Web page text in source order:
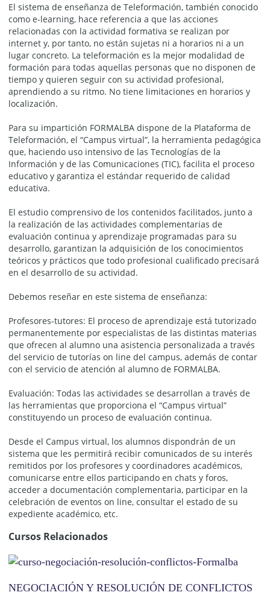
El sistema de enseñanza de Teleformación, también conocido
como e-learning, hace referencia a que las acciones
relacionadas con la actividad formativa se realizan por
internet y, por tanto, no están sujetas ni a horarios ni a un
lugar concreto. La teleformación es la mejor modalidad de
formación para todas aquellas personas que no disponen de
tiempo y quieren seguir con su actividad profesional,
aprendiendo a su ritmo. No tiene limitaciones en horarios y
localización.
Para su impartición FORMALBA dispone de la Plataforma de
Teleformación, el “Campus virtual”, la herramienta pedagógica
que, haciendo uso intensivo de las Tecnologías de la
Información y de las Comunicaciones (TIC), facilita el proceso
educativo y garantiza el estándar requerido de calidad
educativa.
El estudio comprensivo de los contenidos facilitados, junto a
la realización de las actividades complementarias de
evaluación continua y aprendizaje programadas para su
desarrollo, garantizan la adquisición de los conocimientos
teóricos y prácticos que todo profesional cualificado precisará
en el desarrollo de su actividad.
Debemos reseñar en este sistema de enseñanza:
Profesores-tutores: El proceso de aprendizaje está tutorizado
permanentemente por especialistas de las distintas materias
que ofrecen al alumno una asistencia personalizada a través
del servicio de tutorías on line del campus, además de contar
con el servicio de atención al alumno de FORMALBA.
Evaluación: Todas las actividades se desarrollan a través de
las herramientas que proporciona el “Campus virtual”
constituyendo un proceso de evaluación continua.
Desde el Campus virtual, los alumnos dispondrán de un
sistema que les permitirá recibir comunicados de su interés
remitidos por los profesores y coordinadores académicos,
comunicarse entre ellos participando en chats y foros,
acceder a documentación complementaria, participar en la
celebración de eventos on line, consultar el estado de su
expediente académico, etc.
Cursos Relacionados
NEGOCIACIÓN Y RESOLUCIÓN DE CONFLICTOS